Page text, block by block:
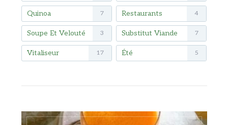
Quinoa 7 Restaurants 4
Soupe Et Velouté 3 Substitut Viande 7
Vitaliseur 17 Été 5